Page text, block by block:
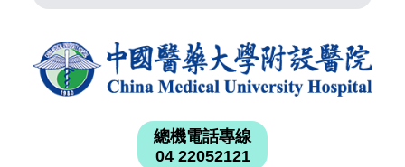
總機電話專線
04 22052121